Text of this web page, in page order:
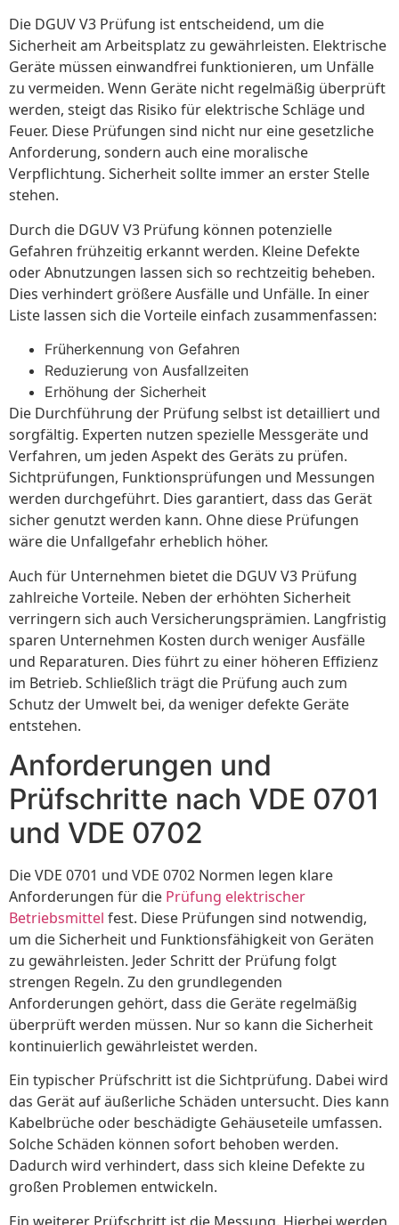
Die DGUV V3 Prüfung ist entscheidend, um die
Sicherheit am Arbeitsplatz zu gewährleisten. Elektrische
Geräte müssen einwandfrei funktionieren, um Unfälle
zu vermeiden. Wenn Geräte nicht regelmäßig überprüft
werden, steigt das Risiko für elektrische Schläge und
Feuer. Diese Prüfungen sind nicht nur eine gesetzliche
Anforderung, sondern auch eine moralische
Verpflichtung. Sicherheit sollte immer an erster Stelle
stehen.
Durch die DGUV V3 Prüfung können potenzielle
Gefahren frühzeitig erkannt werden. Kleine Defekte
oder Abnutzungen lassen sich so rechtzeitig beheben.
Dies verhindert größere Ausfälle und Unfälle. In einer
Liste lassen sich die Vorteile einfach zusammenfassen:
Früherkennung von Gefahren
Reduzierung von Ausfallzeiten
Erhöhung der Sicherheit
Die Durchführung der Prüfung selbst ist detailliert und
sorgfältig. Experten nutzen spezielle Messgeräte und
Verfahren, um jeden Aspekt des Geräts zu prüfen.
Sichtprüfungen, Funktionsprüfungen und Messungen
werden durchgeführt. Dies garantiert, dass das Gerät
sicher genutzt werden kann. Ohne diese Prüfungen
wäre die Unfallgefahr erheblich höher.
Auch für Unternehmen bietet die DGUV V3 Prüfung
zahlreiche Vorteile. Neben der erhöhten Sicherheit
verringern sich auch Versicherungsprämien. Langfristig
sparen Unternehmen Kosten durch weniger Ausfälle
und Reparaturen. Dies führt zu einer höheren Effizienz
im Betrieb. Schließlich trägt die Prüfung auch zum
Schutz der Umwelt bei, da weniger defekte Geräte
entstehen.
Anforderungen und
Prüfschritte nach VDE 0701
und VDE 0702
Die VDE 0701 und VDE 0702 Normen legen klare
Anforderungen für die Prüfung elektrischer
Betriebsmittel fest. Diese Prüfungen sind notwendig,
um die Sicherheit und Funktionsfähigkeit von Geräten
zu gewährleisten. Jeder Schritt der Prüfung folgt
strengen Regeln. Zu den grundlegenden
Anforderungen gehört, dass die Geräte regelmäßig
überprüft werden müssen. Nur so kann die Sicherheit
kontinuierlich gewährleistet werden.
Ein typischer Prüfschritt ist die Sichtprüfung. Dabei wird
das Gerät auf äußerliche Schäden untersucht. Dies kann
Kabelbrüche oder beschädigte Gehäuseteile umfassen.
Solche Schäden können sofort behoben werden.
Dadurch wird verhindert, dass sich kleine Defekte zu
großen Problemen entwickeln.